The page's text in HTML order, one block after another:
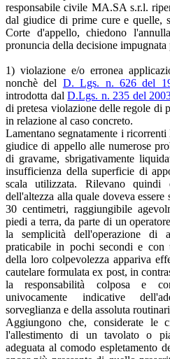
responsabile civile MA.SA s.r.l.
dal giudice di prime cure e quelle,
Corte d'appello, chiedono
pronuncia della decisione
1) violazione e/o erronea
nonchè del D. Lgs. n. 626 del
introdotta dalD.Lgs. n. 235 del
di pretesa violazione delle regole di
in relazione al caso concreto.
Lamentano segnatamente i
giudice di appello alle numerose
di gravame, sbrigativamente
insufficienza della superficie di
scala utilizzata. Rilevano quindi
dell'altezza alla quale doveva
30 centimetri, raggiungibile
piedi a terra, da parte di un
la semplicità dell'operazione di
praticabile in pochi secondi e con
della loro colpevolezza appariva
cautelare formulata ex post, in
la responsabilità colposa e
univocamente indicative
sorveglianza e della assoluta
Aggiungono che, considerate le
l'allestimento di un tavolato o
adeguata al comodo espletamento